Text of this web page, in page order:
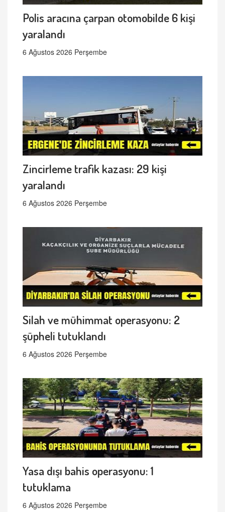
Polis aracına çarpan otomobilde 6 kişi
yaralandı
6 Ağustos 2026 Perşembe
Zincirleme trafik kazası: 29 kişi
yaralandı
6 Ağustos 2026 Perşembe
Silah ve mühimmat operasyonu: 2
şüpheli tutuklandı
6 Ağustos 2026 Perşembe
Yasa dışı bahis operasyonu: 1
tutuklama
6 Ağustos 2026 Perşembe